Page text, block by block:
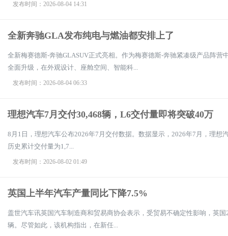
发布时间：2026-08-04 14:31
全新奔驰GLA发布纯电与燃油都安排上了
全新梅赛德斯-奔驰GLASUV正式亮相。作为梅赛德斯-奔驰紧凑级产品阵
全面升级，在外观设计、座舱空间、智能科...
发布时间：2026-08-04 06:33
理想汽车7月交付30,468辆，L6交付量即将突破40万
8月1日，理想汽车公布2026年7月交付数据。数据显示，2026年7月，理想
历史累计交付量为1,7...
发布时间：2026-08-02 01:49
英国上半年汽车产量同比下降7.5%
盖世汽车讯英国汽车制造商和贸易商协会表示，受贸易不确定性影响，英
辆。尽管如此，该机构指出，在新任...